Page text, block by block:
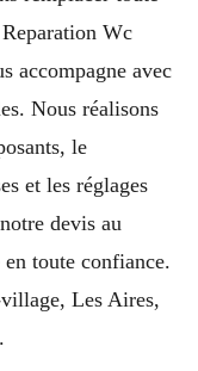
Wc
accompagne avec
Nous réalisons
le
et les réglages
devis au
toute confiance.
Les Aires,